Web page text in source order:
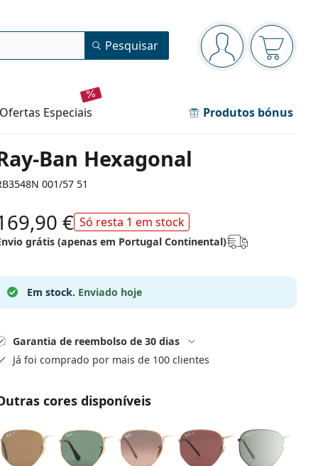
Painel de navegação
está conectado
O cesto
Pesquisar
ofertas especiais Produtos bónus
Ban Hexagonal
001/57 51
€ Só resta 1 em stock
grátis (apenas em Portugal Continental)
Em stock. Enviado hoje
Garantia de reembolso de 30 dias
Já foi comprado por mais de 100 clientes
cores disponíveis